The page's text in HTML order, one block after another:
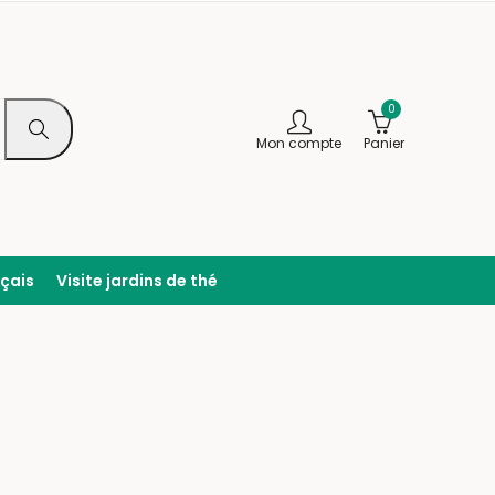
Mon compte
0
Panier
Visite jardins de thé